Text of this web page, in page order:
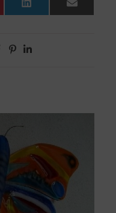
LinkedInEmail